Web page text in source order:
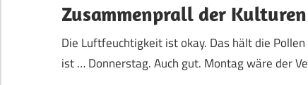
Zusammenprall der Kulturen
Die Luftfeuchtigkeit ist okay. Das hält die
ist … Donnerstag. Auch gut. Montag wäre der